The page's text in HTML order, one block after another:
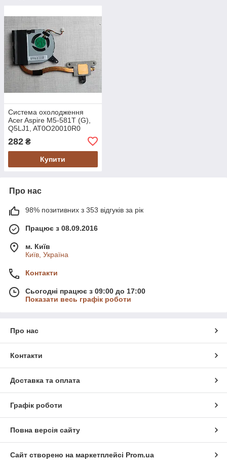
Система охолодження
Acer Aspire M5-581T (G),
Q5LJ1, AT0O20010R0
282 ₴
Купити
Про нас
98% позитивних з 353 відгуків за рік
Працює з 08.09.2016
м. Київ
Київ, Україна
Контакти
Сьогодні працює з 09:00 до 17:00
Показати весь графік роботи
Про нас
Контакти
Доставка та оплата
Графік роботи
Повна версія сайту
Сайт створено на маркетплейсі Prom.ua